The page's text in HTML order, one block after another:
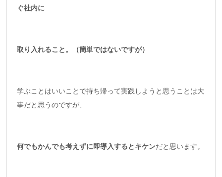
ぐ社内に
取り入れること。（簡単ではないですが）
学ぶことはいいことで持ち帰って実践しようと思うことは大
事だと思うのですが、
何でもかんでも考えずに即導入するとキケンだと思います。